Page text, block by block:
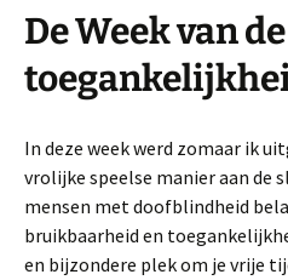
De Week van de
In deze week werd zomaar ik
vrolijke speelse manier aan de
mensen met doofblindheid
bruikbaarheid en
en bijzondere plek om je vrije